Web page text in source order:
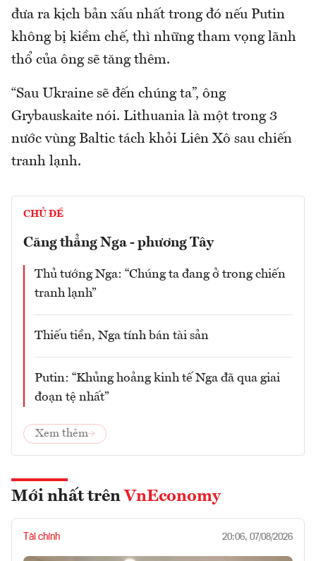
đưa ra kịch bản xấu nhất trong đó nếu Putin
không bị kiềm chế, thì những tham vọng lãnh
thổ của ông sẽ tăng thêm.
“Sau Ukraine sẽ đến chúng ta”, ông
Grybauskaite nói. Lithuania là một trong 3
nước vùng Baltic tách khỏi Liên Xô sau chiến
tranh lạnh.
CHỦ ĐỀ
Căng thẳng Nga - phương Tây
Thủ tướng Nga: “Chúng ta đang ở trong chiến
tranh lạnh”
Thiếu tiền, Nga tính bán tài sản
Putin: “Khủng hoảng kinh tế Nga đã qua giai
đoạn tệ nhất”
Xem thêm
Mới nhất trên VnEconomy
Tài chính 20:06, 07/08/2026